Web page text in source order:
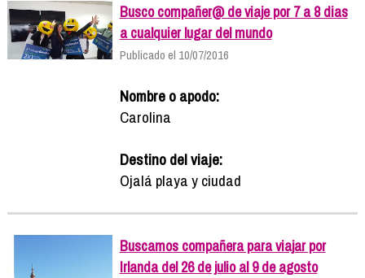
Busco compañer@ de viaje por 7 a 8 dias
a cualquier lugar del mundo
Publicado el 10/07/2016
Nombre o apodo:
Carolina
Destino del viaje:
Ojalá playa y ciudad
Buscamos compañera para viajar por
Irlanda del 26 de julio al 9 de agosto